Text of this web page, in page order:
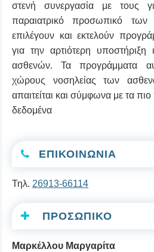
στενή συνεργασία με τους
παραιατρικό προσωπικό των
επιλέγουν και εκτελούν
για την αρτιότερη
ασθενών. Τα προγράμματα
χώρους νοσηλείας των
απαιτείται και σύμφωνα με τα
δεδομένα
ΕΠΙΚΟΙΝΩΝΙΑ
Τηλ. 26913-66114
ΠΡΟΣΩΠΙΚΟ
Μαρκέλλου Μαργαρίτα